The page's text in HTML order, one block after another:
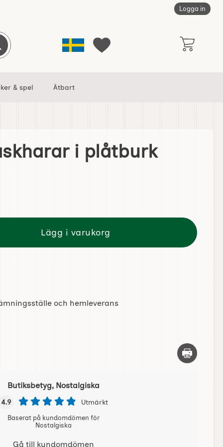
Logga in
Sverige Mina favoriter
sökning
& spel Ätbart
som favorit i plåtburk
Lägg i varukorg
och hemleverans
Skriv ut
Butiksbetyg, Nostalgiska
4.9 Utmärkt
Baserat på kundomdömen för
Nostalgiska
Gå till kundomdömen